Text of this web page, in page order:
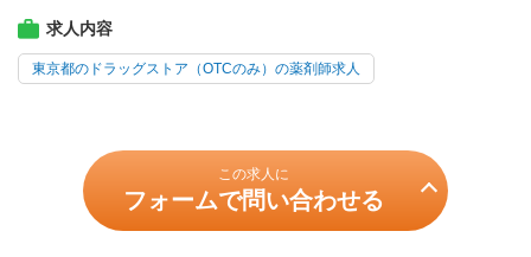
求人内容
東京都のドラッグストア（OTCのみ）の薬剤師求人
この求人に
フォームで問い合わせる